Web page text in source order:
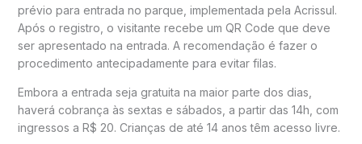
prévio para entrada no parque, implementada pela Acrissul.
Após o registro, o visitante recebe um QR Code que deve
ser apresentado na entrada. A recomendação é fazer o
procedimento antecipadamente para evitar filas.
Embora a entrada seja gratuita na maior parte dos dias,
haverá cobrança às sextas e sábados, a partir das 14h, com
ingressos a R$ 20. Crianças de até 14 anos têm acesso livre.